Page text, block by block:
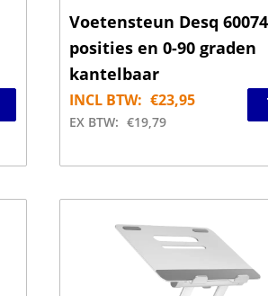
Voetensteun Desq
posities en 0-90 graden
kantelbaar
INCL BTW: €23,95
EX BTW: €19,79